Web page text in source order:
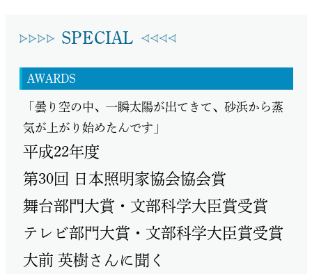
SPECIAL
AWARDS
「曇り空の中、一瞬太陽が出てきて、砂浜から蒸
気が上がり始めたんです」
平成22年度
第30回 日本照明家協会協会賞
舞台部門大賞・文部科学大臣賞受賞
テレビ部門大賞・文部科学大臣賞受賞
大前 英樹さんに聞く